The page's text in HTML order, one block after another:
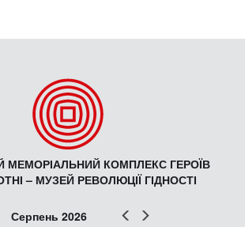
МЕМОРІАЛЬНИЙ КОМПЛЕКС ГЕРОЇВ
– МУЗЕЙ РЕВОЛЮЦІЇ ГІДНОСТІ
Попер
Серпень 2026